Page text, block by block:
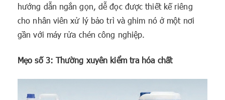
hướng dẫn ngắn gọn, dễ đọc được thiết kế riêng
cho nhân viên xử lý bảo trì và ghim nó ở một nơi
gần với máy rửa chén công nghiệp.
Mẹo số 3: Thường xuyên kiểm tra hóa chất